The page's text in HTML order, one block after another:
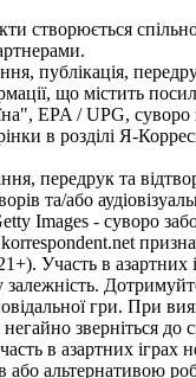
створюється
публікація,
що містить
EPA / UPG, суворо
в розділі Я-
передрук та
та/або
Images - суворо
Участь в азартних
залежність.
гри. При
зверніться до
в азартних іграх
або альтернативою